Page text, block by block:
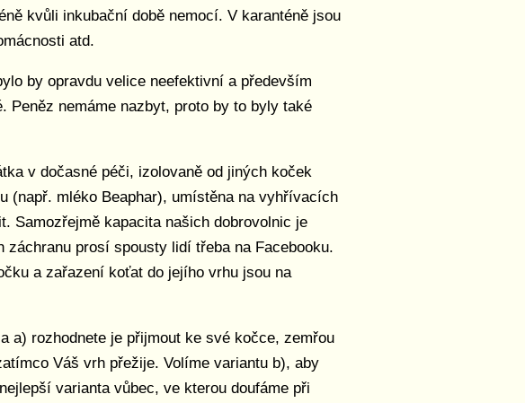
kvůli inkubační době nemocí. V karanténě jsou
atd.
by opravdu velice neefektivní a především
Peněz nemáme nazbyt, proto by to byly také
v dočasné péči, izolovaně od jiných koček
(např. mléko Beaphar), umístěna na vyhřívacích
Samozřejmě kapacita našich dobrovolnic je
prosí spousty lidí třeba na Facebooku.
a zařazení koťat do jejího vrhu jsou na
a) rozhodnete je přijmout ke své kočce, zemřou
Váš vrh přežije. Volíme variantu b), aby
varianta vůbec, ve kterou doufáme při